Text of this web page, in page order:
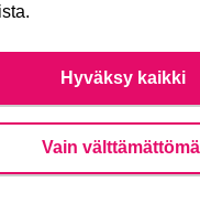
Hyväksy kaikki
Vain